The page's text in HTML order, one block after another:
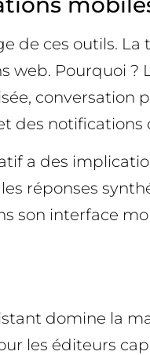
de ces outils.
Pourquoi ?
conversation
des
a des
réponses
son interface
domine la
les éditeurs